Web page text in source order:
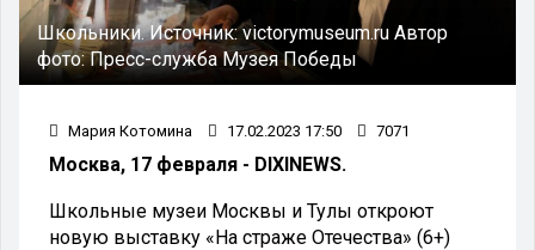
Школьники.Источник:victorymuseum.ru Автор
фото:Пресс-служба Музея Победы
Мария Котомина 17.02.2023 17:50 7071
Москва, 17 февраля - DIXINEWS.
Школьные музеи Москвы и Тулы откроют
новую выставку «На страже Отечества» (6+)